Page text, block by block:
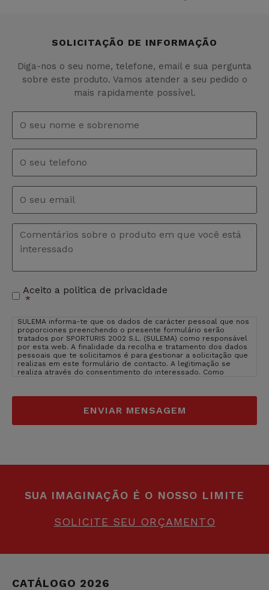
SOLICITAÇÃO DE INFORMAÇÃO
Diga-nos o seu nome, telefone, email e sua pergunta
sobre este produto. Vamos atender a seu pedido o
mais rapidamente possível.
sobrenome *
Comentários
Aceitação
de
Aceito a politica de privacidade
*
SULEMA informa-te que os dados de carácter pessoal que nos
proporciones preenchendo o presente formulário serão
tratados por SPORTURIS 2002 S.L. (SULEMA) como responsável
por esta web. A finalidade da recolha e tratamento dos dados
pessoais que te solicitamos é para gestionar a solicitação que
realizas em este formulário de contacto. A legitimação se
realiza através do consentimento do interessado. Como
(provedor de hosting de SULEMA). OVH Hispano está inserido na
EU, em França, um pais cujo nível de protecção são adquados
segundo Comissão da EU.Ver politica de privacidade de OVH
sulema@sulema.es assim como o direito a apresentar uma
na nossa página web: sulemagroup.com assim como consultar a
nossapolitica de privacidade.
SUA IMAGINAÇÃO É O NOSSO LIMITE
SOLICITE SEU ORÇAMENTO
CATÁLOGO 2026